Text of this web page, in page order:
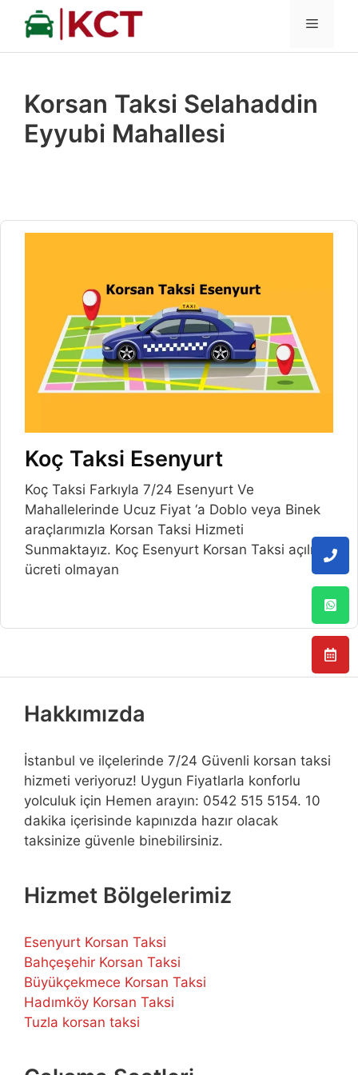
İçeriğe
MENÜ
Korsan Taksi Selahaddin
Eyyubi Mahallesi
Koç Taksi Esenyurt
Koç Taksi Farkıyla 7/24 Esenyurt Ve
Mahallelerinde Ucuz Fiyat ‘a Doblo veya Binek
araçlarımızla Korsan Taksi Hizmeti
Sunmaktayız. Koç Esenyurt Korsan Taksi açılış
ücreti olmayan
Hakkımızda
İstanbul ve ilçelerinde 7/24 Güvenli korsan taksi
hizmeti veriyoruz! Uygun Fiyatlarla konforlu
yolculuk için Hemen arayın: 0542 515 5154. 10
dakika içerisinde kapınızda hazır olacak
taksinize güvenle binebilirsiniz.
Hizmet Bölgelerimiz
Esenyurt Korsan Taksi
Bahçeşehir Korsan Taksi
Büyükçekmece Korsan Taksi
Hadımköy Korsan Taksi
Tuzla korsan taksi